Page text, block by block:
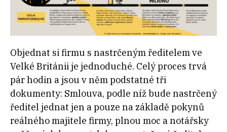
Objednat si firmu s nastrčeným ředitelem ve
Velké Británii je jednoduché. Celý proces trvá
pár hodin a jsou v něm podstatné tři
dokumenty: Smlouva, podle níž bude nastrčený
ředitel jednat jen a pouze na základě pokynů
reálného majitele firmy, plnou moc a notářsky